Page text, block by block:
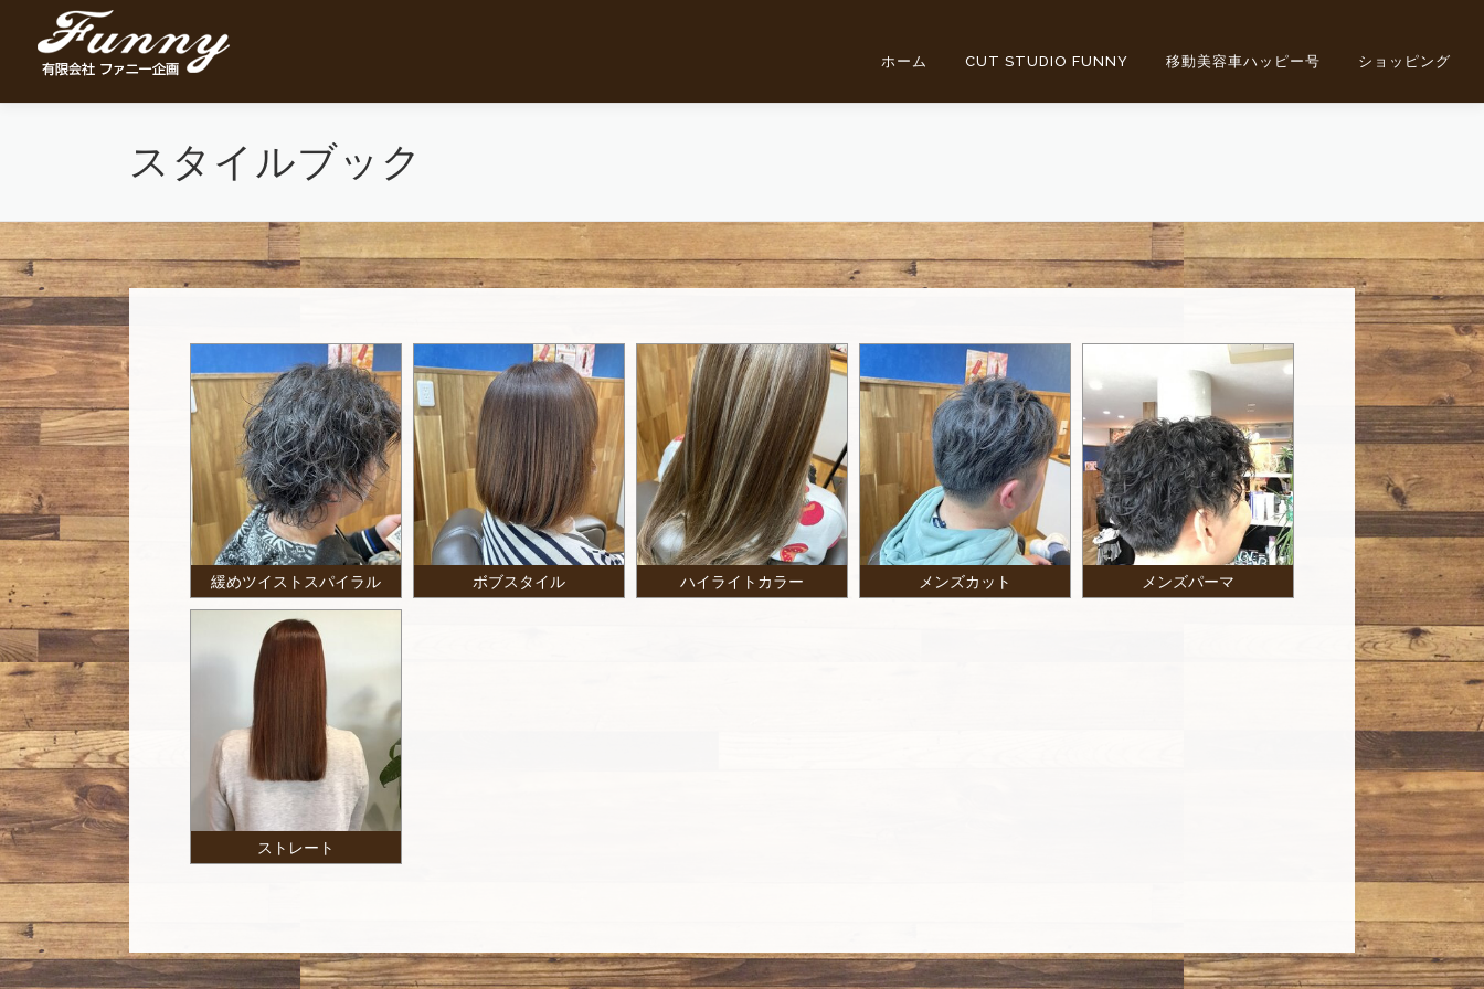
content
ホーム CUT STUDIO FUNNY 移動美容車ハッピー号 ショッピング
スタイルブック
緩めツイストスパイラル ボブスタイル ハイライトカラー メンズカット メンズパーマ
ストレート